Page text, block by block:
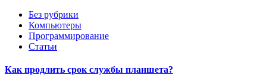
Без рубрики
Компьютеры
Программирование
Статьи
Как продлить срок службы планшета?